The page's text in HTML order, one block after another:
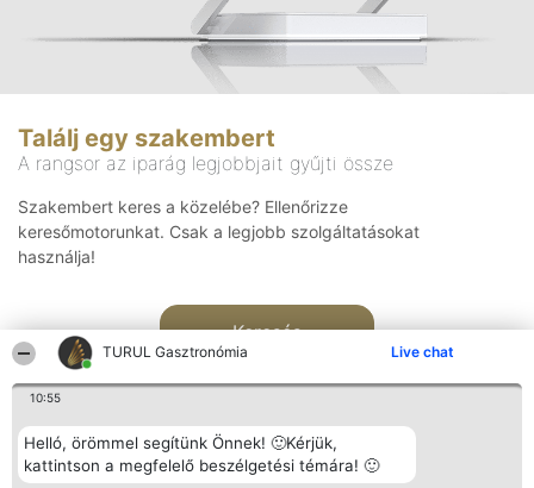
TURUL Gasztronómia Live chat
10:55
Helló, örömmel segítünk Önnek! 🙂Kérjük,
kattintson a megfelelő beszélgetési témára! 🙂
Találj egy szakembert
A rangsor az iparág legjobbjait gyűjti össze
Szakembert keres a közelébe? Ellenőrizze
keresőmotorunkat. Csak a legjobb szolgáltatásokat
használja!
Keresés